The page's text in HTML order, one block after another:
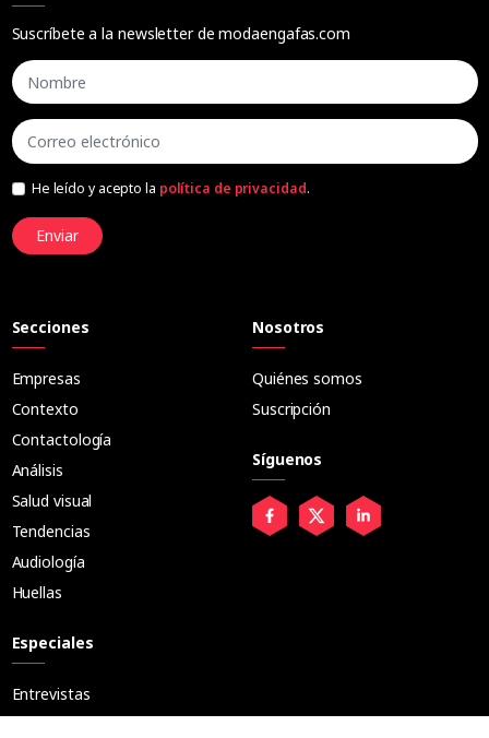
Suscríbete a la newsletter de modaengafas.com
He leído y acepto la política de privacidad.
Enviar
Secciones
Empresas
Contexto
Contactología
Análisis
Salud visual
Tendencias
Audiología
Huellas
Especiales
Entrevistas
Nosotros
Quiénes somos
Suscripción
Síguenos